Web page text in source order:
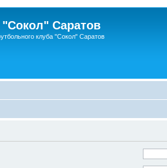
Саратов
клуба "Сокол" Саратов